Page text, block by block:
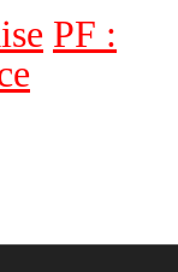
PF :